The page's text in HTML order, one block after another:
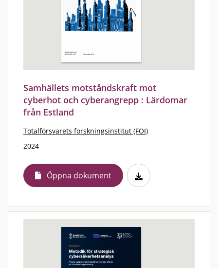
Samhällets motståndskraft mot
cyberhot och cyberangrepp : Lärdomar
från Estland
Totalförsvarets forskningsinstitut (FOI)
2024
Öppna dokument